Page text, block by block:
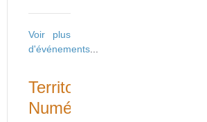
Voir plus
d'événements...
Territoire
Numérique